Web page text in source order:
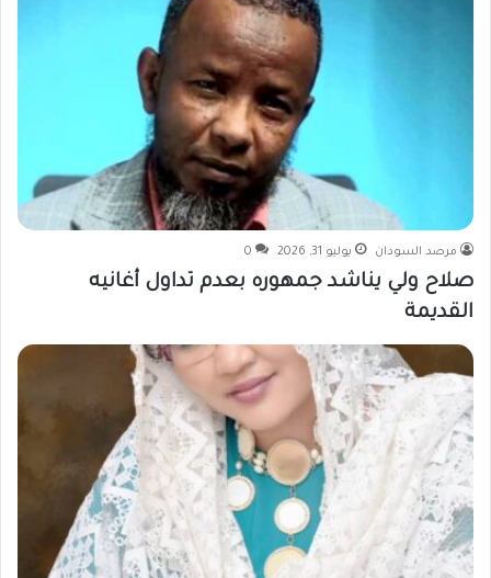
مرصد السودان يوليو 31, 2026 0
صلاح ولي يناشد جمهوره بعدم تداول أغانيه
القديمة